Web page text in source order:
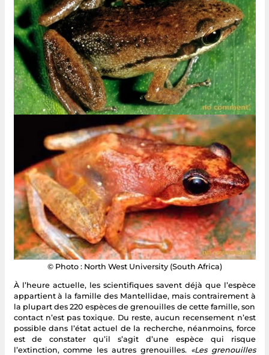
© Photo : North West University (South Africa)
À l’heure actuelle, les scientifiques savent déjà que l’espèce
appartient à la famille des Mantellidae, mais contrairement à
la plupart des 220 espèces de grenouilles de cette famille, son
contact n’est pas toxique. Du reste, aucun recensement n’est
possible dans l’état actuel de la recherche, néanmoins, force
est de constater qu’il s’agit d’une espèce qui risque
l’extinction, comme les autres grenouilles. «Les grenouilles